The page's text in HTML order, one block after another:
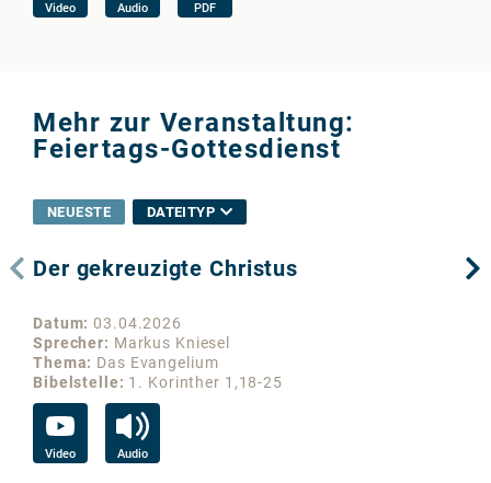
Video Audio PDF
Mehr zur Veranstaltung:
Feiertags-Gottesdienst
NEUESTE DATEITYP
Der gekreuzigte Christus
Datum 03.04.2026
Sprecher
Markus Kniesel
Thema
Das Evangelium
Bibelstelle
1. Korinther 1,18-25
Video Audio